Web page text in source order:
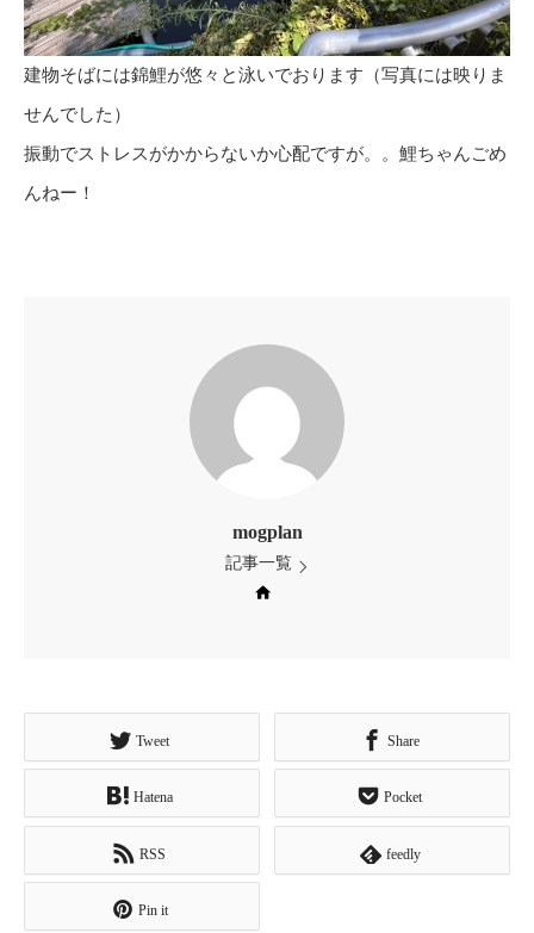
建物そばには錦鯉が悠々と泳いでおります（写真には映りま
せんでした）
振動でストレスがかからないか心配ですが。。鯉ちゃんごめ
んねー！
mogplan
記事一覧
Tweet Share
Hatena Pocket
RSS feedly
Pin it